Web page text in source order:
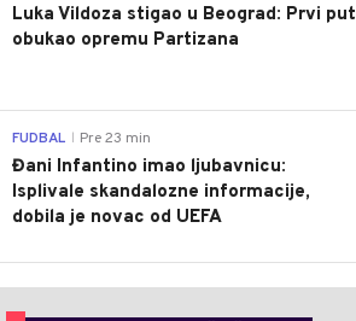
Luka Vildoza stigao u Beograd: Prvi put
obukao opremu Partizana
FUDBAL Pre 23 min
Đani Infantino imao ljubavnicu:
Isplivale skandalozne informacije,
dobila je novac od UEFA